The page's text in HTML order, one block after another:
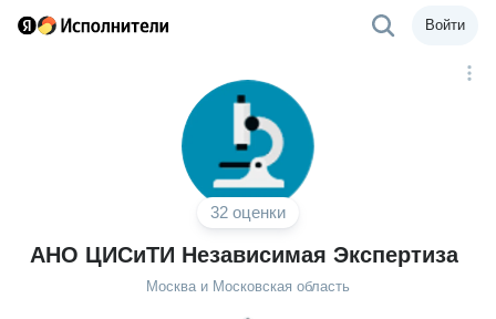
Войти
32 оценки
АНО ЦИСиТИ Независимая Экспертиза
Москва и Московская область